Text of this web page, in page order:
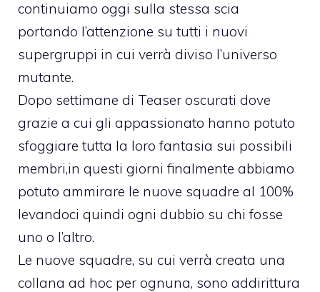
continuiamo oggi sulla stessa scia
portando l’attenzione su tutti i nuovi
supergruppi in cui verrà diviso l’universo
mutante.
Dopo settimane di Teaser oscurati dove
grazie a cui gli appassionato hanno potuto
sfoggiare tutta la loro fantasia sui possibili
membri,in questi giorni finalmente abbiamo
potuto ammirare le nuove squadre al 100%
levandoci quindi ogni dubbio su chi fosse
uno o l’altro.
Le nuove squadre, su cui verrà creata una
collana ad hoc per ognuna, sono addirittura